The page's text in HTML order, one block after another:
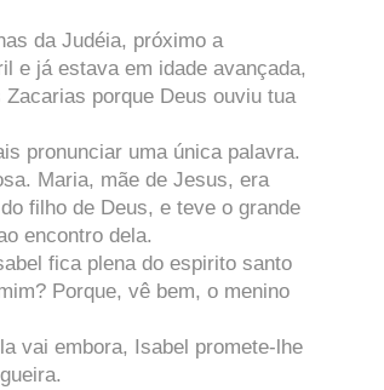
da Judéia, próximo a
e já estava em idade avançada,
porque Deus ouviu tua
pronunciar uma única palavra.
Maria, mãe de Jesus, era
filho de Deus, e teve o grande
encontro dela.
fica plena do espirito santo
Porque, vê bem, o menino
vai embora, Isabel promete-lhe